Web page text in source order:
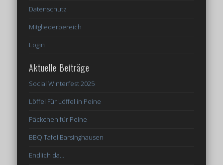
Datenschutz
Mitgliederbereich
Login
Aktuelle Beiträge
Social Winterfest 2025
Löffel Für Löffel in Peine
Päckchen für Peine
BBQ Tafel Barsinghausen
Endlich da…